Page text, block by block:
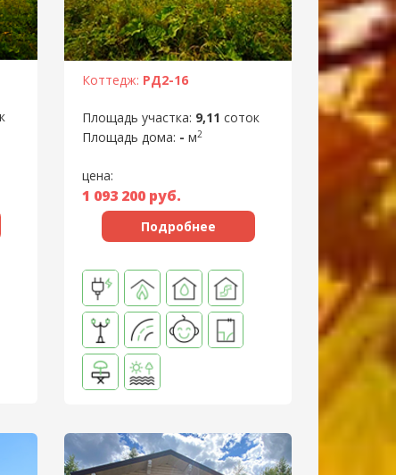
Коттедж: РД2-16
Площадь участка: 9,11 соток
Площадь дома: - м2
цена:
1 093 200 руб.
Подробнее